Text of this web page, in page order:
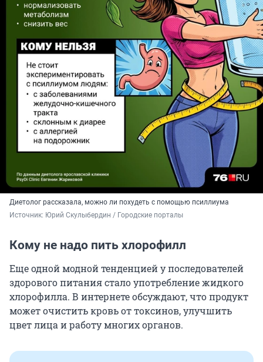
Диетолог рассказала, можно ли похудеть с помощью псиллиума
Источник: Юрий Скулыбердин / Городские порталы
Кому не надо пить хлорофилл
Еще одной модной тенденцией у последователей
здорового питания стало употребление жидкого
хлорофилла. В интернете обсуждают, что продукт
может очистить кровь от токсинов, улучшить
цвет лица и работу многих органов.